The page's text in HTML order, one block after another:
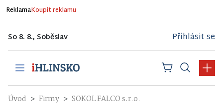
ReklamaKoupit reklamu
So 8. 8., Soběslav Přihlásit se
Úvod Firmy SOKOL FALCO s.r.o.